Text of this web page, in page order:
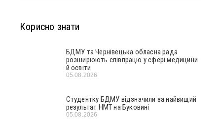
Корисно знати
БДМУ та Чернівецька обласна рада
розширюють співпрацю у сфері медицини
й освіти
05.08.2026
Студентку БДМУ відзначили за найвищий
результат НМТ на Буковині
05.08.2026